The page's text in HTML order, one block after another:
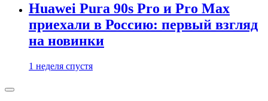
Huawei Pura 90s Pro и Pro Max
приехали в Россию: первый взгляд
на новинки
1 неделя спустя